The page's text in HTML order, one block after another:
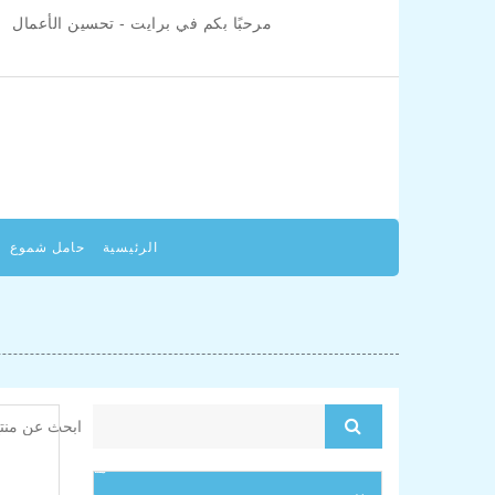
مرحبًا بكم في برايت - تحسين الأعمال
الرئيسية حامل شموع
منتجات